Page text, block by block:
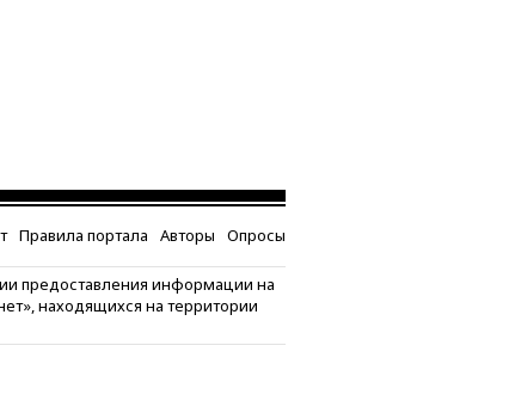
Правила портала Авторы Опросы
предоставления информации на
находящихся на территории